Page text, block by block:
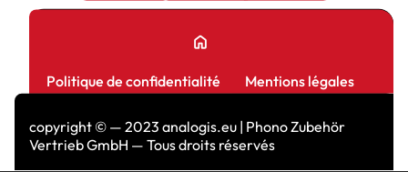
copyright © — 2023 analogis.eu | Phono Zubehör
Vertrieb GmbH — Tous droits réservés
home
Politique de confidentialité Mentions légales